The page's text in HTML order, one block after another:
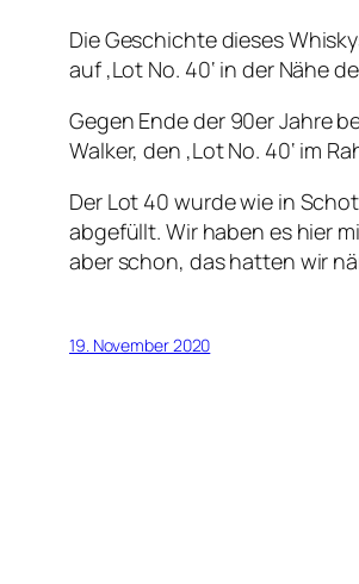
Die Geschichte dieses
auf ‚Lot No. 40‘ in der Nähe
Gegen Ende der 90er Jahre
Walker, den ‚Lot No. 40‘ im
Der Lot 40 wurde wie in
abgefüllt. Wir haben es hier
aber schon, das hatten wir
19. November 2020